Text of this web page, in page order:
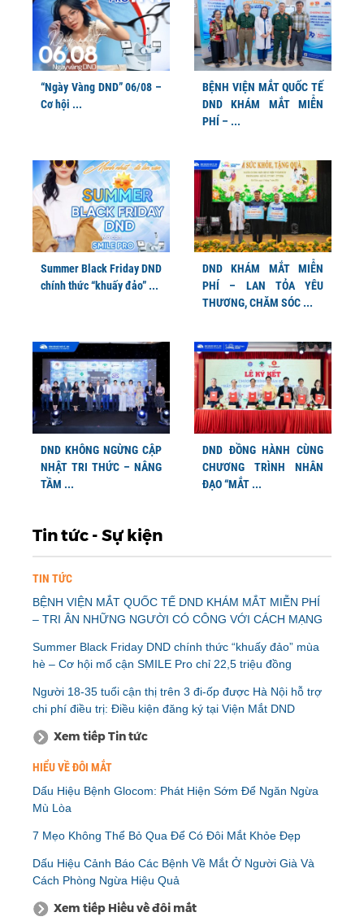
“Ngày Vàng DND” 06/08 –
Cơ hội ...
BỆNH VIỆN MẮT QUỐC TẾ
DND KHÁM MẮT MIỄN
PHÍ – ...
Summer Black Friday DND
chính thức “khuấy đảo” ...
DND KHÁM MẮT MIỄN
PHÍ – LAN TỎA YÊU
THƯƠNG, CHĂM SÓC ...
DND KHÔNG NGỪNG CẬP
NHẬT TRI THỨC – NÂNG
TẦM ...
DND ĐỒNG HÀNH CÙNG
CHƯƠNG TRÌNH NHÂN
ĐẠO “MẮT ...
Tin tức - Sự kiện
TIN TỨC
BỆNH VIỆN MẮT QUỐC TẾ DND KHÁM MẮT MIỄN PHÍ
– TRI ÂN NHỮNG NGƯỜI CÓ CÔNG VỚI CÁCH MẠNG
Summer Black Friday DND chính thức “khuấy đảo” mùa
hè – Cơ hội mổ cận SMILE Pro chỉ 22,5 triệu đồng
Người 18-35 tuổi cận thị trên 3 đi-ốp được Hà Nội hỗ trợ
chi phí điều trị: Điều kiện đăng ký tại Viện Mắt DND
Xem tiếp Tin tức
HIỂU VỀ ĐÔI MẮT
Dấu Hiệu Bệnh Glocom: Phát Hiện Sớm Để Ngăn Ngừa
Mù Lòa
7 Mẹo Không Thể Bỏ Qua Để Có Đôi Mắt Khỏe Đẹp
Dấu Hiệu Cảnh Báo Các Bệnh Về Mắt Ở Người Già Và
Cách Phòng Ngừa Hiệu Quả
Xem tiếp Hiểu về đôi mắt